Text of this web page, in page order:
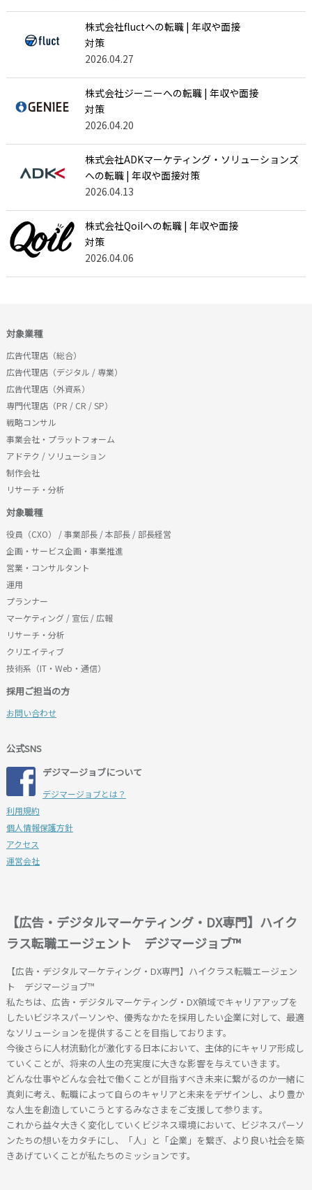
株式会社fluctへの転職 | 年収や面接
対策
2026.04.27
株式会社ジーニーへの転職 | 年収や面接
対策
2026.04.20
株式会社ADKマーケティング・ソリューションズ
への転職 | 年収や面接対策
2026.04.13
株式会社Qoilへの転職 | 年収や面接
対策
2026.04.06
対象業種
広告代理店（総合）
広告代理店（デジタル / 専業）
広告代理店（外資系）
専門代理店（PR / CR / SP）
戦略コンサル
事業会社・プラットフォーム
アドテク / ソリューション
制作会社
リサーチ・分析
対象職種
役員（CXO） / 事業部長 / 本部長 / 部長経営
企画・サービス企画・事業推進
営業・コンサルタント
運用
プランナー
マーケティング / 宣伝 / 広報
リサーチ・分析
クリエイティブ
技術系（IT・Web・通信）
採用ご担当の方
お問い合わせ
公式SNS
デジマージョブについて
デジマージョブとは？
利用規約
個人情報保護方針
アクセス
運営会社
【広告・デジタルマーケティング・DX専門】ハイク
ラス転職エージェント デジマージョブ™
【広告・デジタルマーケティング・DX専門】ハイクラス転職エージェン
ト デジマージョブ™
私たちは、広告・デジタルマーケティング・DX領域でキャリアアップを
したいビジネスパーソンや、優秀なかたを採用したい企業に対して、最適
なソリューションを提供することを目指しております。
今後さらに人材流動化が激化する日本において、主体的にキャリア形成し
ていくことが、将来の人生の充実度に大きな影響を与えていきます。
どんな仕事やどんな会社で働くことが目指すべき未来に繋がるのか一緒に
真剣に考え、転職によって自らのキャリアと未来をデザインし、より豊か
な人生を創造していこうとするみなさまをご支援して参ります。
これから益々大きく変化していくビジネス環境において、ビジネスパーソ
ンたちの想いをカタチにし、「人」と「企業」を繋ぎ、より良い社会を築
きあげていくことが私たちのミッションです。